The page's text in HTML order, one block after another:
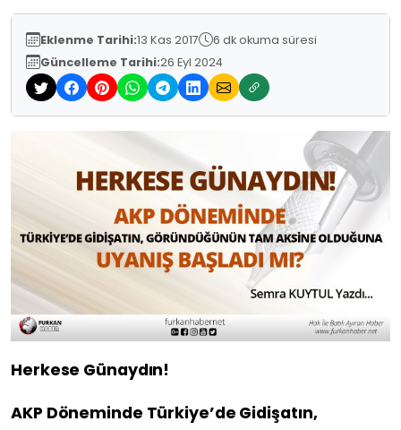
Eklenme Tarihi:13 Kas 2017
6 dk okuma süresi
Güncelleme Tarihi:26 Eyl 2024
Herkese Günaydın!
AKP Döneminde Türkiye’de Gidişatın,